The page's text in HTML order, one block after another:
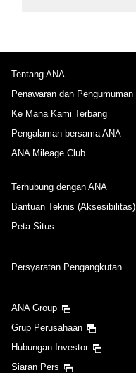
Tentang ANA
Penawaran dan Pengumuman
Ke Mana Kami Terbang
Pengalaman bersama ANA
ANA Mileage Club
Terhubung dengan ANA
Bantuan Teknis (Aksesibilitas)
Peta Situs
Persyaratan Pengangkutan
ANA Group
Grup Perusahaan
Hubungan Investor
Siaran Pers